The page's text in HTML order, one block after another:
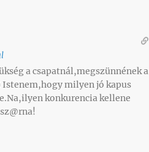
a csapatnál,megszünnének a
milyen jó kapus
konkurencia kellene